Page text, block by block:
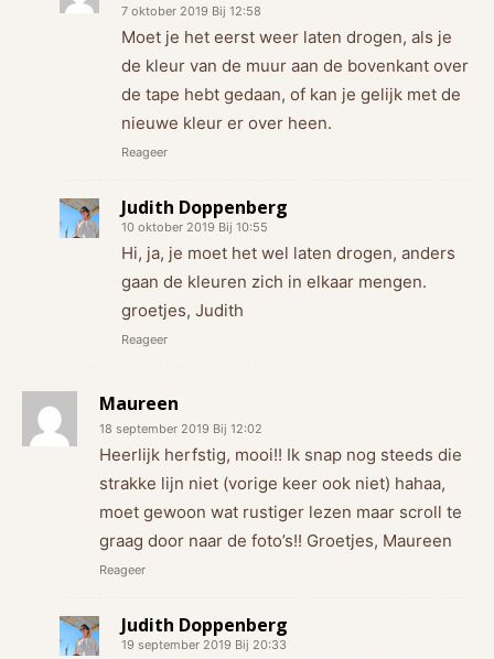
7 oktober 2019 Bij 12:58
Moet je het eerst weer laten drogen, als je
de kleur van de muur aan de bovenkant over
de tape hebt gedaan, of kan je gelijk met de
nieuwe kleur er over heen.
Reageer
Judith Doppenberg
10 oktober 2019 Bij 10:55
Hi, ja, je moet het wel laten drogen, anders
gaan de kleuren zich in elkaar mengen.
groetjes, Judith
Reageer
Maureen
18 september 2019 Bij 12:02
Heerlijk herfstig, mooi!! Ik snap nog steeds die
strakke lijn niet (vorige keer ook niet) hahaa,
moet gewoon wat rustiger lezen maar scroll te
graag door naar de foto’s!! Groetjes, Maureen
Reageer
Judith Doppenberg
19 september 2019 Bij 20:33